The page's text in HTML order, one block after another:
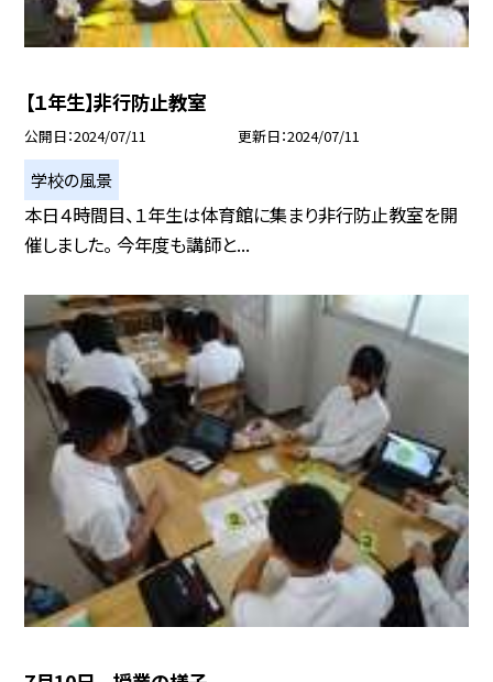
【１年生】非行防止教室
公開日 2024/07/11 更新日 2024/07/11
学校の風景
本日４時間目、１年生は体育館に集まり非行防止教室を開
催しました。 今年度も講師と...